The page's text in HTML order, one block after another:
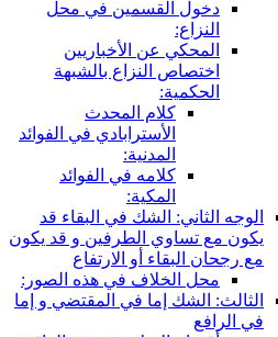
دخول القسمين في محل
النزاع:
المحكي عن الأخباريين
اختصاص النزاع بالشبهة
الحكمية:
كلام المحدث
الأسترابادي في الفوائد
المدنية:
كلامه في الفوائد
المكية:
الوجه الثاني: الشك في البقاء قد
يكون مع تساوي الطرفين و قد يكون
مع رجحان البقاء أو الارتفاع
محل الخلاف في هذه الصور:
الثالث: الشك إما في المقتضي و إما
في الرافع